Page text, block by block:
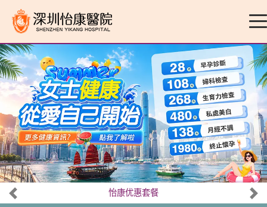
怡康优惠套餐